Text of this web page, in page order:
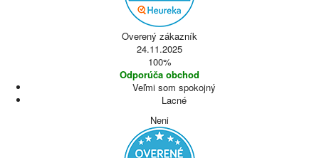
Overený zákazník
24.11.2025
100%
Odporúča obchod
Veľmi som spokojný
Lacné
Neni